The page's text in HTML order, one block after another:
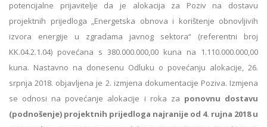
potencijalne prijavitelje da je alokacija za Poziv na dostavu
projektnih prijedloga „Energetska obnova i korištenje obnovljivih
izvora energije u zgradama javnog sektora“ (referentni broj
KK.04.2.1.04) povećana s 380.000.000,00 kuna na 1.110.000.000,00
kuna. Nastavno na donesenu Odluku o povećanju alokacije, 26.
srpnja 2018. objavljena je 2. izmjena dokumentacije Poziva. Izmjena
se odnosi na povećanje alokacije i roka za ponovnu dostavu
(podnošenje) projektnih prijedloga najranije od 4. rujna 2018 u